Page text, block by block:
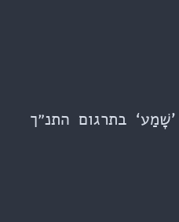
בתרגום התנ״ך